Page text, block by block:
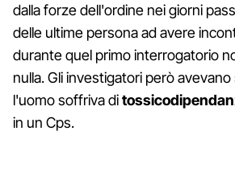
dalla forze dell'ordine nei giorni
delle ultime persona ad avere
durante quel primo interrogatorio
nulla. Gli investigatori però
l'uomo soffriva di
in un Cps.